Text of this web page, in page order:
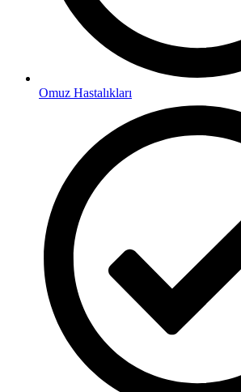
Omuz Hastalıkları